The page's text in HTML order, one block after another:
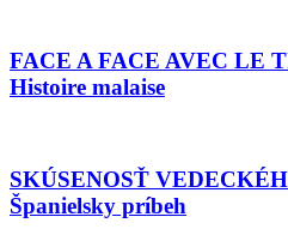
FACE A FACE AVEC LE
Histoire malaise
SKÚSENOSŤ
Španielsky príbeh